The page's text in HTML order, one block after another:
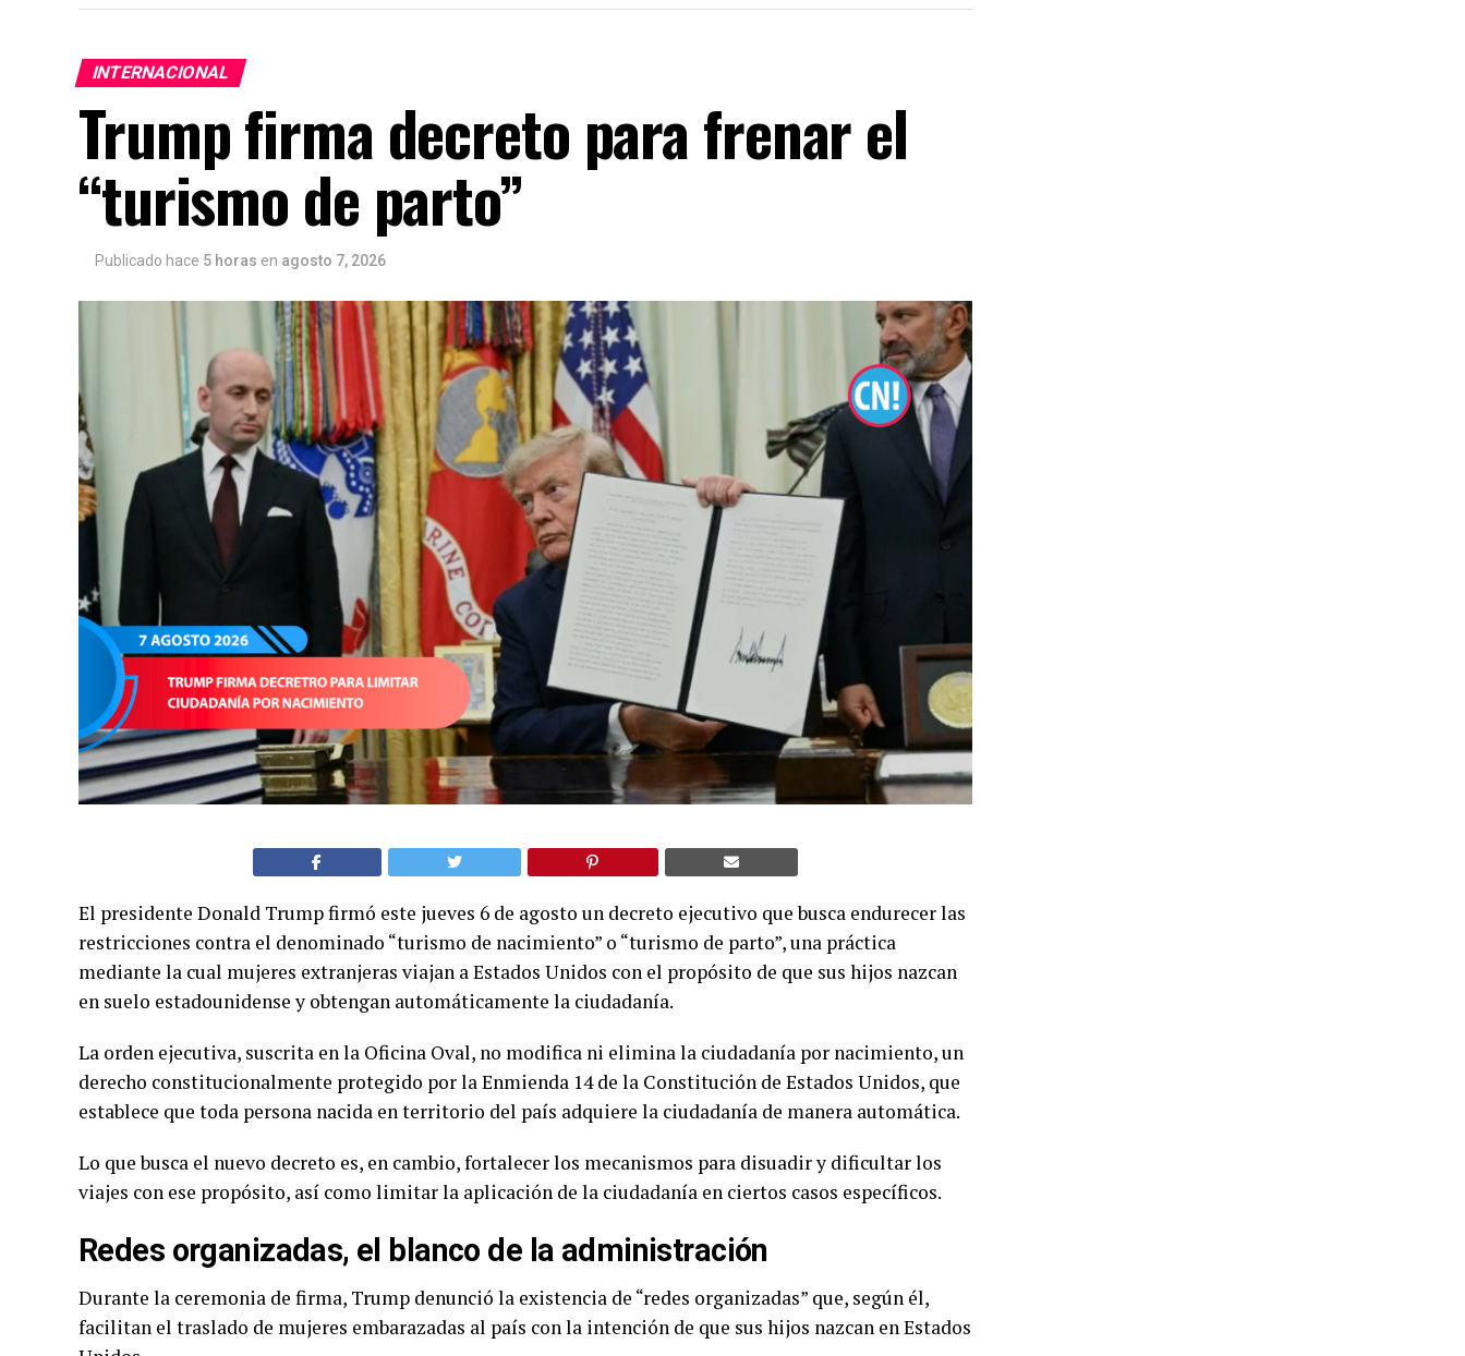
INTERNACIONAL
Trump firma decreto para frenar el
“turismo de parto”
Publicado hace 5 horas en agosto 7, 2026
El presidente Donald Trump firmó este jueves 6 de agosto un decreto ejecutivo que busca endurecer las
restricciones contra el denominado “turismo de nacimiento” o “turismo de parto”, una práctica
mediante la cual mujeres extranjeras viajan a Estados Unidos con el propósito de que sus hijos nazcan
en suelo estadounidense y obtengan automáticamente la ciudadanía.
La orden ejecutiva, suscrita en la Oficina Oval, no modifica ni elimina la ciudadanía por nacimiento, un
derecho constitucionalmente protegido por la Enmienda 14 de la Constitución de Estados Unidos, que
establece que toda persona nacida en territorio del país adquiere la ciudadanía de manera automática.
Lo que busca el nuevo decreto es, en cambio, fortalecer los mecanismos para disuadir y dificultar los
viajes con ese propósito, así como limitar la aplicación de la ciudadanía en ciertos casos específicos.
Redes organizadas, el blanco de la administración
Durante la ceremonia de firma, Trump denunció la existencia de “redes organizadas” que, según él,
facilitan el traslado de mujeres embarazadas al país con la intención de que sus hijos nazcan en Estados